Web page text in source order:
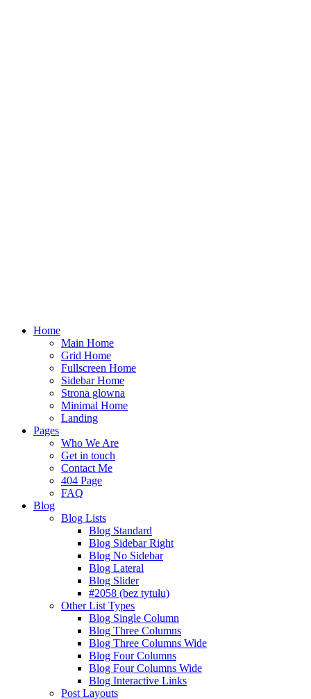
Home
Main Home
Grid Home
Fullscreen Home
Sidebar Home
Strona glowna
Minimal Home
Landing
Pages
Who We Are
Get in touch
Contact Me
404 Page
FAQ
Blog
Blog Lists
Blog Standard
Blog Sidebar Right
Blog No Sidebar
Blog Lateral
Blog Slider
#2058 (bez tytułu)
Other List Types
Blog Single Column
Blog Three Columns
Blog Three Columns Wide
Blog Four Columns
Blog Four Columns Wide
Blog Interactive Links
Post Layouts